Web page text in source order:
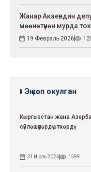
Жанар Акаевдин
мөөнөтүнөн мурда
19 Февраль 2026
Эң көп окулган
Кыргызстан жана
сүйлөшүүлөрдү өткөрдү
31 Июль 2026 1599